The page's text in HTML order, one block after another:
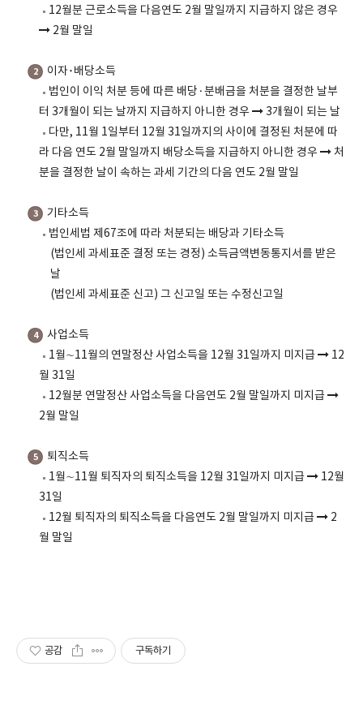
12월분 근로소득을 다음연도 2월 말일까지 지급하지 않은 경우
2월 말일
2
이자･배당소득
법인이 이익 처분 등에 따른 배당·분배금을 처분을 결정한 날부
터 3개월이 되는 날까지 지급하지 아니한 경우
3개월이 되는 날
다만, 11월 1일부터 12월 31일까지의 사이에 결정된 처분에 따
라 다음 연도 2월 말일까지 배당소득을 지급하지 아니한 경우
처
분을 결정한 날이 속하는 과세 기간의 다음 연도 2월 말일
3
기타소득
법인세법 제67조에 따라 처분되는 배당과 기타소득
(법인세 과세표준 결정 또는 경정) 소득금액변동통지서를 받은
날
(법인세 과세표준 신고) 그 신고일 또는 수정신고일
4
사업소득
1월∼11월의 연말정산 사업소득을 12월 31일까지 미지급
12
월 31일
12월분 연말정산 사업소득을 다음연도 2월 말일까지 미지급
2월 말일
5
퇴직소득
1월∼11월 퇴직자의 퇴직소득을 12월 31일까지 미지급
12월
31일
12월 퇴직자의 퇴직소득을 다음연도 2월 말일까지 미지급
2
월 말일
공감 구독하기